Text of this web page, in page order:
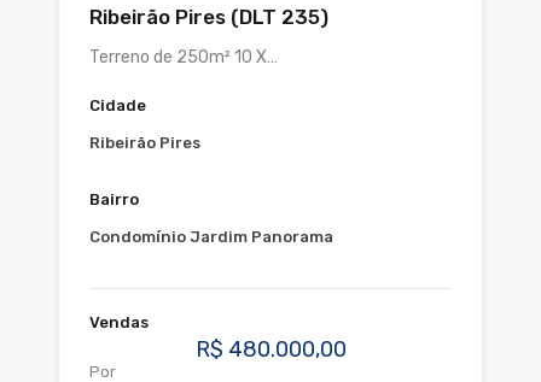
Ribeirão Pires (DLT 235)
Terreno de 250m² 10 X…
Cidade
Ribeirão Pires
Bairro
Condomínio Jardim Panorama
Vendas
R$ 480.000,00
Por